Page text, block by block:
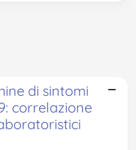
di sintomi
correlazione